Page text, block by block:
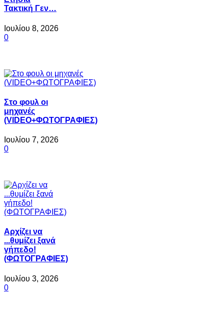
Τακτική Γεν…
Ιουλίου 8, 2026
0
Στο φουλ οι
μηχανές
(VIDEO+ΦΩΤΟΓΡΑΦΙΕΣ)
Ιουλίου 7, 2026
0
Αρχίζει να
...θυμίζει ξανά
γήπεδο!
(ΦΩΤΟΓΡΑΦΙΕΣ)
Ιουλίου 3, 2026
0